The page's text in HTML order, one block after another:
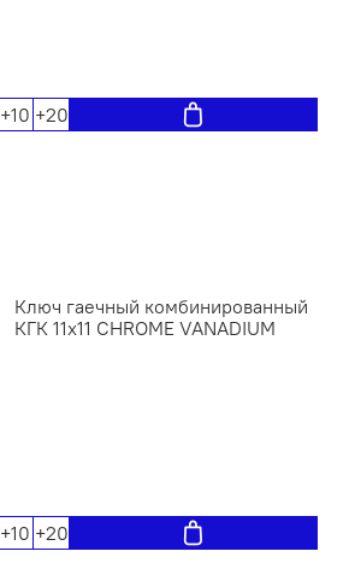
+10 +20
Ключ гаечный комбинированный
КГК 11х11 CHROME VANADIUM
+10 +20